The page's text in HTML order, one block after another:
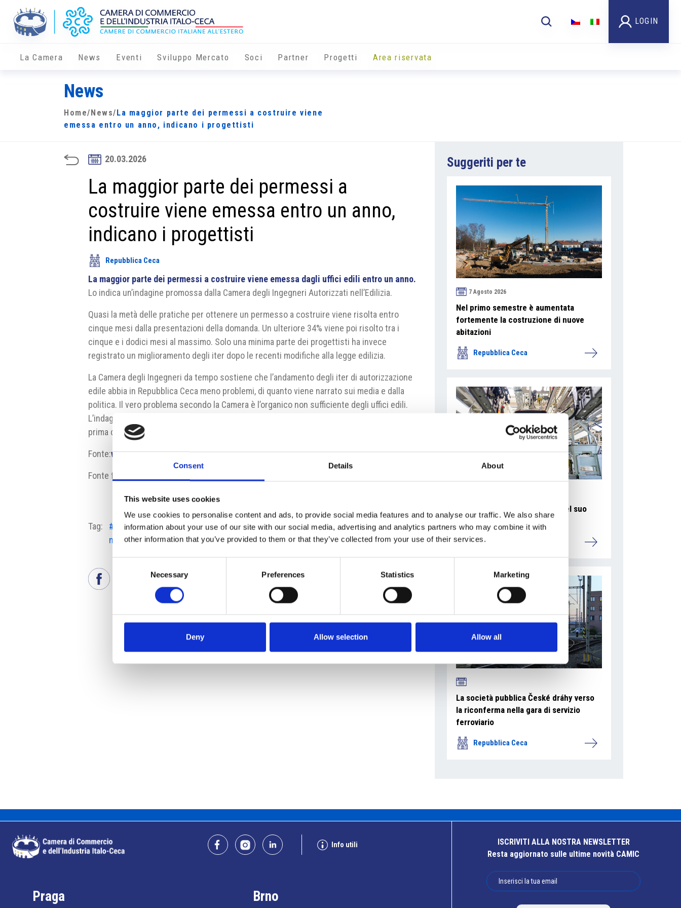
Consent Details About
This website uses cookies
We use cookies to personalise content and ads, to provide social media features and to analyse our traffic. We also share
information about your use of our site with our social media, advertising and analytics partners who may combine it with
other information that you’ve provided to them or that they’ve collected from your use of their services.
Necessary Preferences Statistics Marketing
Deny Allow selection Allow all
LOGIN
La Camera News Eventi Sviluppo Mercato Soci Partner Progetti Area riservata
News
Home/ News/ La maggior parte dei permessi a costruire viene
emessa entro un anno, indicano i progettisti
20.03.2026
La maggior parte dei permessi a
costruire viene emessa entro un anno,
indicano i progettisti
Repubblica Ceca
La maggior parte dei permessi a costruire viene emessa dagli uffici edili entro un anno.
Lo indica un’indagine promossa dalla Camera degli Ingegneri Autorizzati nell’Edilizia.
Quasi la metà delle pratiche per ottenere un permesso a costruire viene risolta entro
cinque mesi dalla presentazioni della domanda. Un ulteriore 34% viene poi risolto tra i
cinque e i dodici mesi al massimo. Solo una minima parte dei progettisti ha invece
registrato un miglioramento degli iter dopo le recenti modifiche alla legge edilizia.
La Camera degli Ingegneri da tempo sostiene che l’andamento degli iter di autorizzazione
edile abbia in Repubblica Ceca meno problemi, di quanto viene narrato sui media e dalla
politica. Il vero problema secondo la Camera è l’organico non sufficiente degli uffici edili.
L’indagine ha infatti indicato che nella maggior parte dei casi passano almeno tre mesi
prima che gli uffici edili comincino a occuparsi delle domande che hanno ricevuto.
Fonte:www.ckait.cz
Fonte fotografia:
Tag:
#Camera degli Ingegneri Autorizzati
nell'Edilizia
#permessi a
costruire
#uffici
edili
Suggeriti per te
7 Agosto 2026
Nel primo semestre è aumentata
fortemente la costruzione di nuove
abitazioni
Repubblica Ceca
La Škoda avvia la produzione del suo
SUV Peaq
Repubblica Ceca
La società pubblica České dráhy verso
la riconferma nella gara di servizio
ferroviario
Repubblica Ceca
Info utili
Praga Brno
ISCRIVITI ALLA NOSTRA NEWSLETTER
Resta aggiornato sulle ultime novità CAMIC